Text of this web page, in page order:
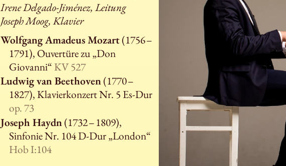
Irene Delgado-Jiménez, Leitung
Joseph Moog, Klavier
Wolfgang Amadeus Mozart(1756 –
1791), Ouvertüre zu „Don
Giovanni“ KV 527
Ludwig van Beethoven(1770 –
1827), Klavierkonzert Nr. 5 Es-Dur
op. 73
Joseph Haydn(1732 – 1809),
Sinfonie Nr. 104 D-Dur „London“
Hob I:104